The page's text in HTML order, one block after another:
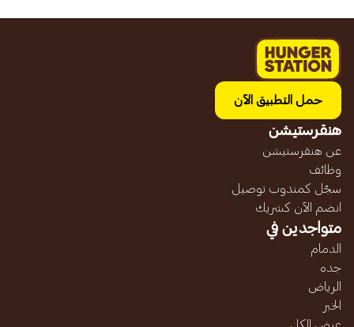
حمل التطبيق الآن
هنقرستيشن
عن هنقرستيشن
وظائف
سجّل كمندوب توصيل
انضم الآن كشريك
متواجدين في
الدمام
جده
الرياض
الخبر